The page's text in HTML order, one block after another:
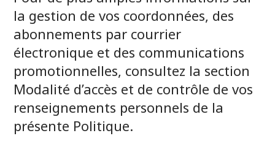
la gestion de vos coordonnées, des
abonnements par courrier
électronique et des communications
promotionnelles, consultez la section
Modalité d’accès et de contrôle de vos
renseignements personnels de la
présente Politique.